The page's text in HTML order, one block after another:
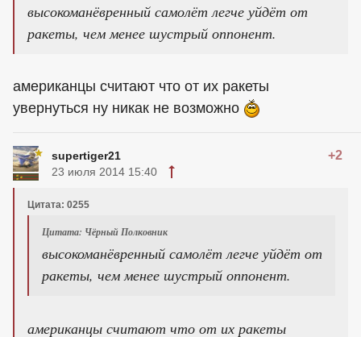
высокоманёвренный самолёт легче уйдёт от
ракеты, чем менее шустрый оппонент.
американцы считают что от их ракеты
увернуться ну никак не возможно
supertiger21 +2
23 июля 2014 15:40
Цитата: 0255
Цитата: Чёрный Полковник
высокоманёвренный самолёт легче уйдёт от
ракеты, чем менее шустрый оппонент.
американцы считают что от их ракеты